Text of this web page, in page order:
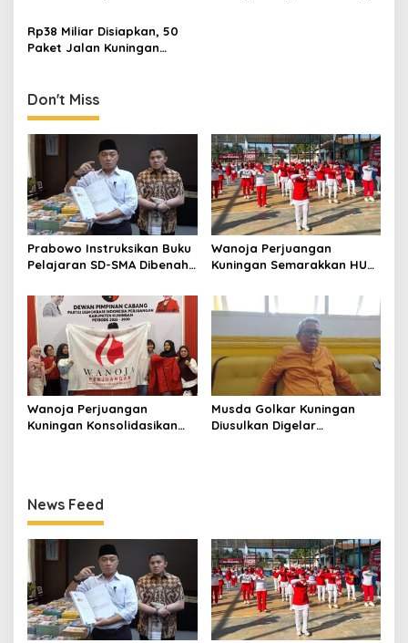
2030
Rp38 Miliar Disiapkan, 50
Paket Jalan Kuningan
Don't Miss
Prabowo Instruksikan Buku
Pelajaran SD-SMA Dibenahi,
sebagai Referensi
Wanoja Perjuangan
Kuningan Semarakkan HUT
Perempuan Harus Sehat
dan Berdaya
Wanoja Perjuangan
Kuningan Konsolidasikan
Musda Golkar Kuningan
Diusulkan Digelar
News Feed